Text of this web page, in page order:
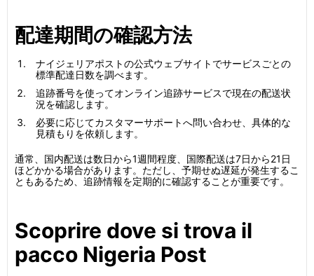
配達期間の確認方法
ナイジェリアポストの公式ウェブサイトでサービスごとの
標準配達日数を調べます。
追跡番号を使ってオンライン追跡サービスで現在の配送状
況を確認します。
必要に応じてカスタマーサポートへ問い合わせ、具体的な
見積もりを依頼します。
通常、国内配送は数日から1週間程度、国際配送は7日から21日
ほどかかる場合があります。ただし、予期せぬ遅延が発生するこ
ともあるため、追跡情報を定期的に確認することが重要です。
Scoprire dove si trova il
pacco Nigeria Post